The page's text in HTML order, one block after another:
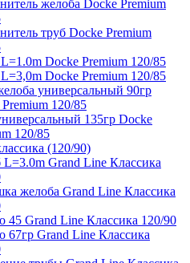
желоба Docke Premium
труб Docke Premium
Docke Premium 120/85
Docke Premium 120/85
универсальный 90гр
120/85
135гр Docke
120/85
(120/90)
Grand Line Классика
желоба Grand Line Классика
45 Grand Line Классика 120/90
67гр Grand Line Классика